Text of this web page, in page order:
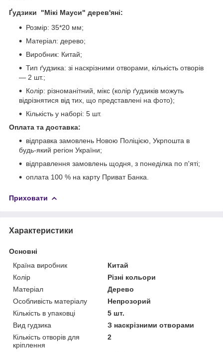
Ґудзики "Мікі Мауси" дерев'яні:
Розмір: 35*20 мм;
Матеріал: дерево;
Виробник: Китай;
Тип ґудзика: зі наскрізними отворами, кількість отворів
— 2 шт.;
Колір: різноманітний, мікс (колір ґудзиків можуть
відрізнятися від тих, що представлені на фото);
Кількість у наборі: 5 шт.
Оплата та доставка:
відправка замовлень Новою Поліцією, Укрпошта в
будь-який регіон України;
відправлення замовлень щодня, з понеділка по п'яті;
оплата 100 % на карту Приват Банка.
Приховати
Характеристики
Основні
Країна виробник
Китай
Колір
Різні кольори
Матеріал
Дерево
Особливість матеріалу
Непрозорий
Кількість в упаковці
5 шт.
Вид гудзика
З наскрізними отворами
Кількість отворів для
кріплення
2